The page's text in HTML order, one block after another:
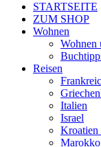
STARTSEITE
ZUM SHOP
Wohnen
Wohnen
Reisen
Italien
Israel
Kroatien
Marokko